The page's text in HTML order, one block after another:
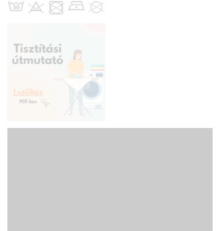
egyszerűségről. Anyaga diszkréten simul bele a térbe, miközben
kiemeli a helyiség hangulatát. Ideális választás, ha olyan textilt
Az otthon melegsége és kényelme
ősz típusú textíliák
a bekuckózós, meleg, hívogató hangulat
megteremtésének mesterei. Színviláguk gazdag és földközeli: a
rozsdabarna, a mustársárga, a terrakotta, a mélyzöld és a bézs
árnyalatai jellemzik. Tökéletes választás a barátságos,